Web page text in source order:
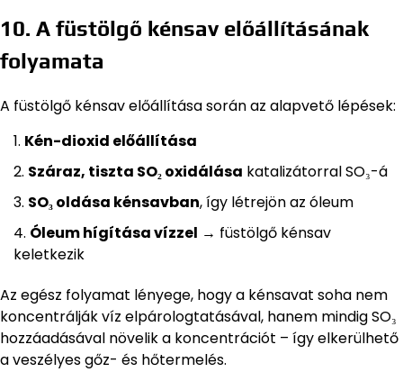
10. A füstölgő kénsav előállításának
folyamata
A füstölgő kénsav előállítása során az alapvető lépések:
Kén-dioxid előállítása
Száraz, tiszta SO₂ oxidálása katalizátorral SO₃-á
SO₃ oldása kénsavban, így létrejön az óleum
Óleum hígítása vízzel → füstölgő kénsav
keletkezik
Az egész folyamat lényege, hogy a kénsavat soha nem
koncentrálják víz elpárologtatásával, hanem mindig SO₃
hozzáadásával növelik a koncentrációt – így elkerülhető
a veszélyes gőz- és hőtermelés.